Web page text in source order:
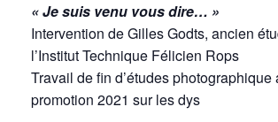
« Je suis venu vous dire… »
Intervention de Gilles Godts, ancien
l’Institut Technique Félicien Rops
Travail de fin d’études photographique
promotion 2021 sur les dys